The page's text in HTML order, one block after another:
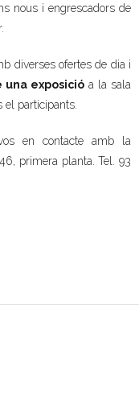
nous i engrescadors de
diverses ofertes de dia i
exposició a la sala
el participants.
en contacte amb la
primera planta. Tel. 93